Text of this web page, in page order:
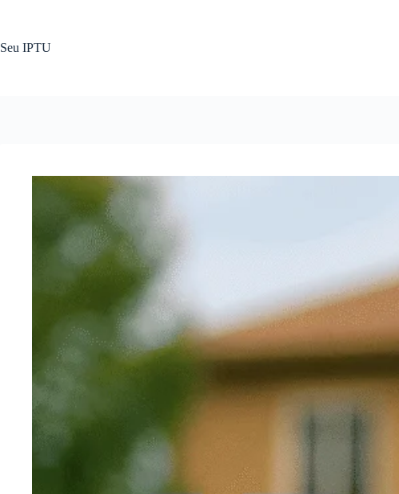
conteúdo
Seu IPTU